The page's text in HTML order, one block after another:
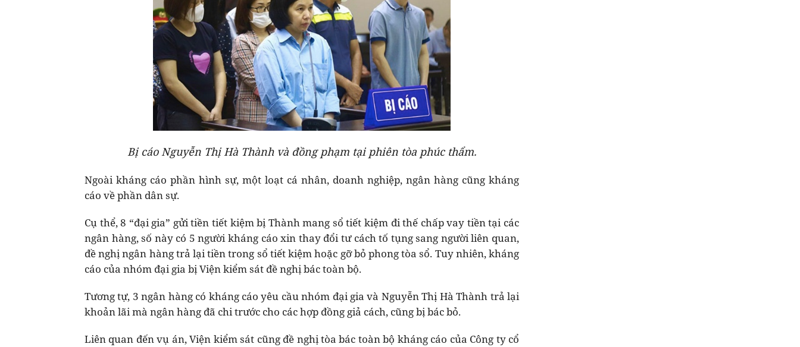
Bị cáo Nguyễn Thị Hà Thành và đồng phạm tại phiên tòa phúc thẩm.
Ngoài kháng cáo phần hình sự, một loạt cá nhân, doanh nghiệp, ngân hàng cũng kháng
cáo về phần dân sự.
Cụ thể, 8 “đại gia” gửi tiền tiết kiệm bị Thành mang sổ tiết kiệm đi thế chấp vay tiền tại các
ngân hàng, số này có 5 người kháng cáo xin thay đổi tư cách tố tụng sang người liên quan,
đề nghị ngân hàng trả lại tiền trong sổ tiết kiệm hoặc gỡ bỏ phong tòa sổ. Tuy nhiên, kháng
cáo của nhóm đại gia bị Viện kiểm sát đề nghị bác toàn bộ.
Tương tự, 3 ngân hàng có kháng cáo yêu cầu nhóm đại gia và Nguyễn Thị Hà Thành trả lại
khoản lãi mà ngân hàng đã chi trước cho các hợp đồng giả cách, cũng bị bác bỏ.
Liên quan đến vụ án, Viện kiểm sát cũng đề nghị tòa bác toàn bộ kháng cáo của Công ty cổ